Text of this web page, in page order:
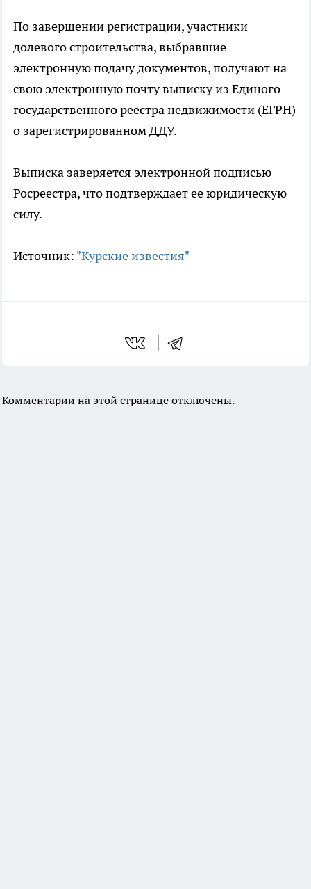
По завершении регистрации, участники
долевого строительства, выбравшие
электронную подачу документов, получают на
свою электронную почту выписку из Единого
государственного реестра недвижимости (ЕГРН)
о зарегистрированном ДДУ.
Выписка заверяется электронной подписью
Росреестра, что подтверждает ее юридическую
силу.
Источник: "Курские известия"
Комментарии на этой странице отключены.